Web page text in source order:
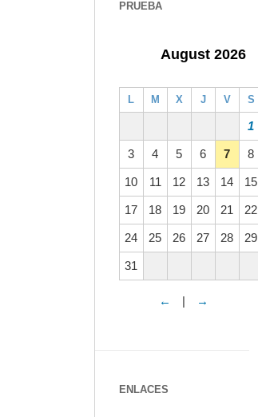
PRUEBA
August 2026
L M X J V S
1
3 4 5 6 7 8
10 11 12 13 14 15
17 18 19 20 21 22
24 25 26 27 28 29
31
← | →
ENLACES